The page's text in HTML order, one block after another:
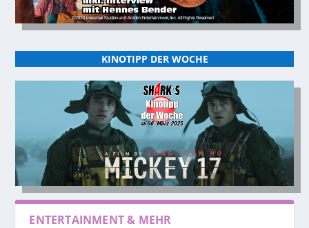
KINOTIPP DER WOCHE
ENTERTAINMENT & MEHR